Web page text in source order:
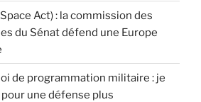
Act) : la commission des
du Sénat défend une Europe
de programmation militaire : je
pour une défense plus